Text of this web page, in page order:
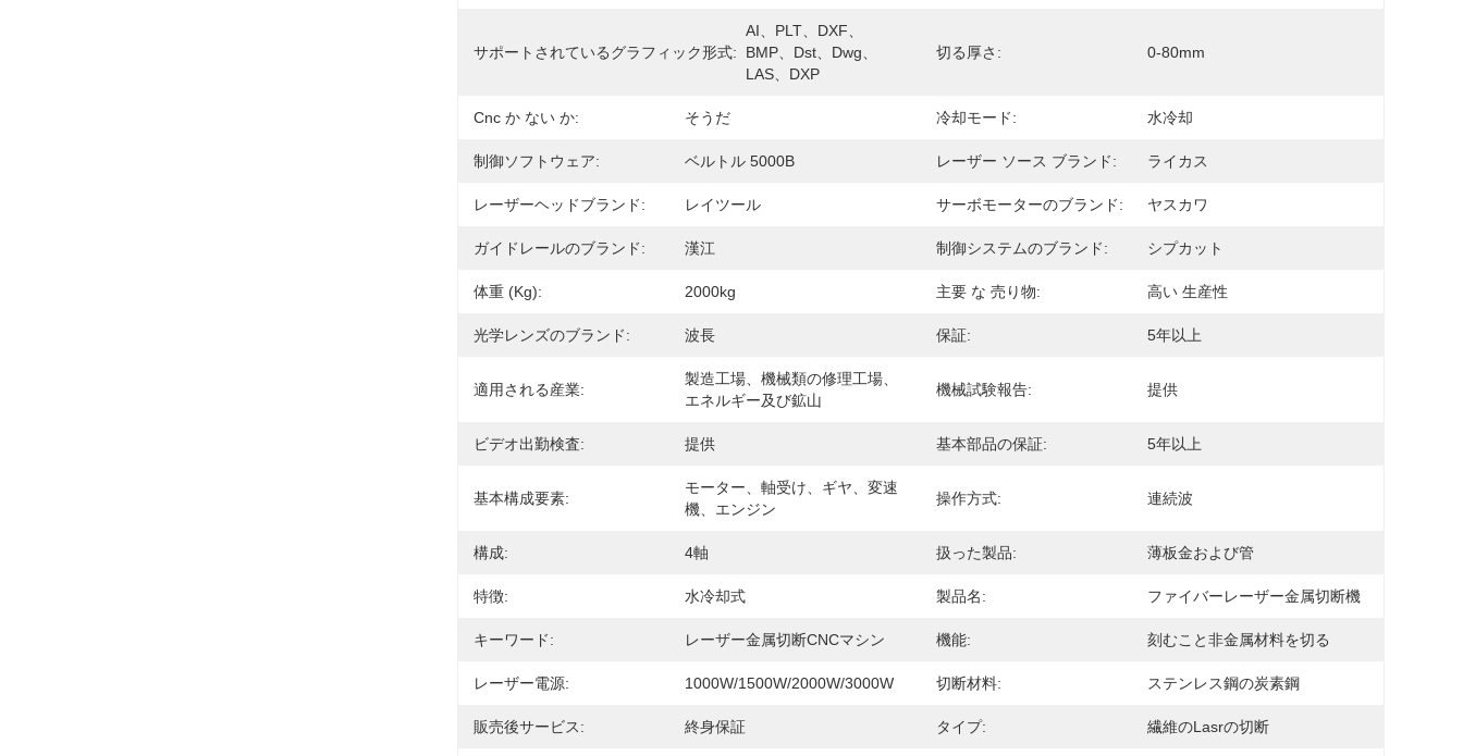
サポートされているグラフィック形式:
AI、PLT、DXF、
BMP、Dst、Dwg、
LAS、DXP
切る厚さ: 0-80mm
Cnc か ない か: そうだ 冷却モード: 水冷却
制御ソフトウェア: ベルトル 5000B レーザー ソース ブランド: ライカス
レーザーヘッドブランド: レイツール サーボモーターのブランド: ヤスカワ
ガイドレールのブランド: 漢江 制御システムのブランド: シプカット
体重 (kg): 2000kg 主要 な 売り物: 高い 生産性
光学レンズのブランド: 波長 保証: 5年以上
適用される産業:
製造工場、機械類の修理工場、
エネルギー及び鉱山
機械試験報告: 提供
ビデオ出勤検査: 提供 基本部品の保証: 5年以上
基本構成要素:
モーター、軸受け、ギヤ、変速
機、エンジン
操作方式: 連続波
構成: 4軸 扱った製品: 薄板金および管
特徴: 水冷却式 製品名: ファイバーレーザー金属切断機
キーワード: レーザー金属切断CNCマシン 機能: 刻むこと非金属材料を切る
レーザー電源: 1000W/1500W/2000W/3000W 切断材料: ステンレス鋼の炭素鋼
販売後サービス: 終身保証 タイプ: 繊維のLasrの切断